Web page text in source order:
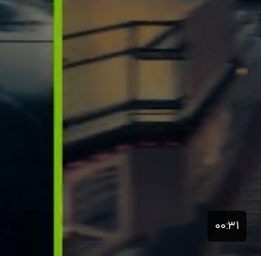
۰۰:۳۱